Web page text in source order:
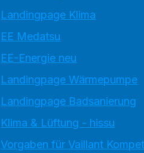
Landingpage Klima
EE Medatsu
EE-Energie neu
Landingpage Wärmepumpe
Landingpage Badsanierung
Klima & Lüftung - hissu
Vorgaben für Vaillant